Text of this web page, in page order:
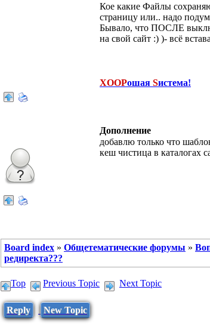
Кое какие Файлы
страницу или.. надо
Бывало, что ПОСЛЕ
на свой сайт :) )- всё
XOOPошая Sистема!
Дополнение
добавлю только что
кеш чистица в каталогах
Board index » Общетематические форумы »
редиректа???
Top Previous Topic Next Topic
Reply New Topic